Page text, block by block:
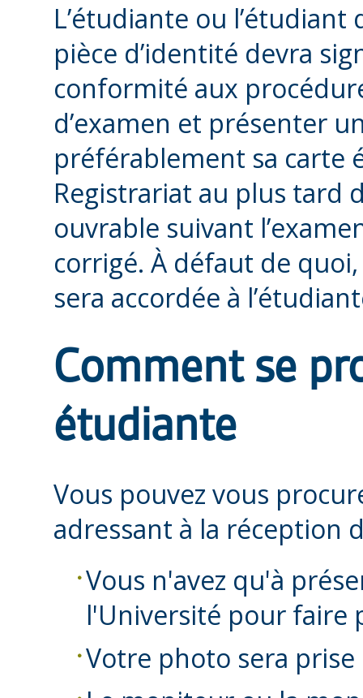
L’étudiante ou
pièce d’identité devra
conformité aux
d’examen et présenter
préférablement sa carte
Registrariat au plus tard
ouvrable suivant
corrigé. À défaut de
sera accordée à
Comment se
étudiante
Vous pouvez vous
adressant à la réception
Vous n'avez qu'à
l'Université pour
Votre photo sera